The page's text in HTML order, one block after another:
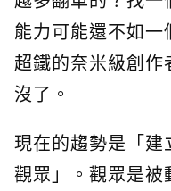
能力可能還不如
超鐵的奈米級創
沒了。
現在的趨勢是「
觀眾」。觀眾是